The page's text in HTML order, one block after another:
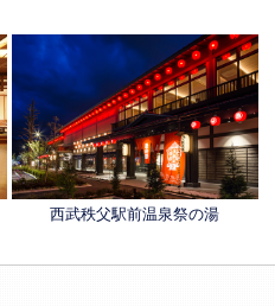
西武秩父駅前温泉祭の湯